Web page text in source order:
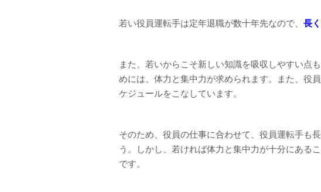
若い役員運転手は定年退職が数十年先なので、 長
また、若いからこそ新しい知識を吸収しやすい点
めには、体力と集中力が求められます。また、役
ケジュールをこなしています。
そのため、役員の仕事に合わせて、役員運転手も
う。しかし、若ければ体力と集中力が十分にある
です。